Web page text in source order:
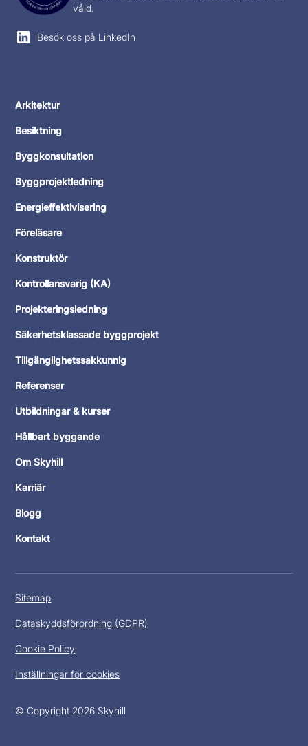
våld.
Besök oss på LinkedIn
Arkitektur
Besiktning
Byggkonsultation
Byggprojektledning
Energieffektivisering
Föreläsare
Konstruktör
Kontrollansvarig (KA)
Projekteringsledning
Säkerhetsklassade byggprojekt
Tillgänglighetssakkunnig
Referenser
Utbildningar & kurser
Hållbart byggande
Om Skyhill
Karriär
Blogg
Kontakt
© Copyright 2026 Skyhill
Sitemap
Dataskyddsförordning (GDPR)
Cookie Policy
Inställningar för cookies